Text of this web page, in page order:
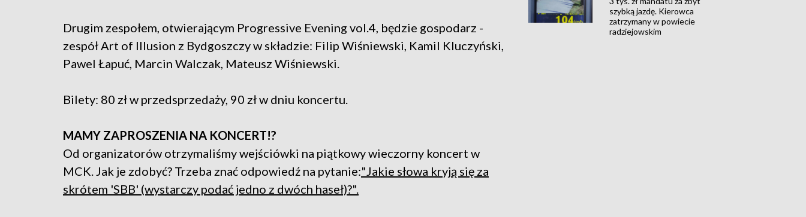
Drugim zespołem, otwierającym Progressive Evening vol.4, będzie gospodarz -
zespół Art of Illusion z Bydgoszczy w składzie: Filip Wiśniewski, Kamil Kluczyński,
Pawel Łapuć, Marcin Walczak, Mateusz Wiśniewski.
Bilety: 80 zł w przedsprzedaży, 90 zł w dniu koncertu.
MAMY ZAPROSZENIA NA KONCERT!?
Od organizatorów otrzymaliśmy wejściówki na piątkowy wieczorny koncert w
MCK. Jak je zdobyć? Trzeba znać odpowiedź na pytanie:"Jakie słowa kryją się za
skrótem 'SBB' (wystarczy podać jedno z dwóch haseł)?".
szybką jazdę. Kierowca
zatrzymany w powiecie
radziejowskim